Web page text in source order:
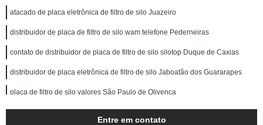
atacado de placa eletrônica de filtro de silo Juazeiro
distribuidor de placa de filtro de silo wam telefone Pederneiras
contato de distribuidor de placa de filtro de silo silotop Duque de Caxias
distribuidor de placa eletrônica de filtro de silo Jaboatão dos Guararapes
placa de filtro de silo valores São Paulo de Olivença
Entre em contato